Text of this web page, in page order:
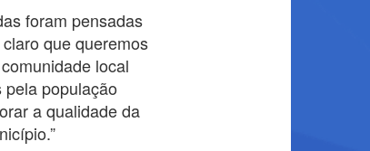
foram pensadas
que queremos
local
população
a qualidade da